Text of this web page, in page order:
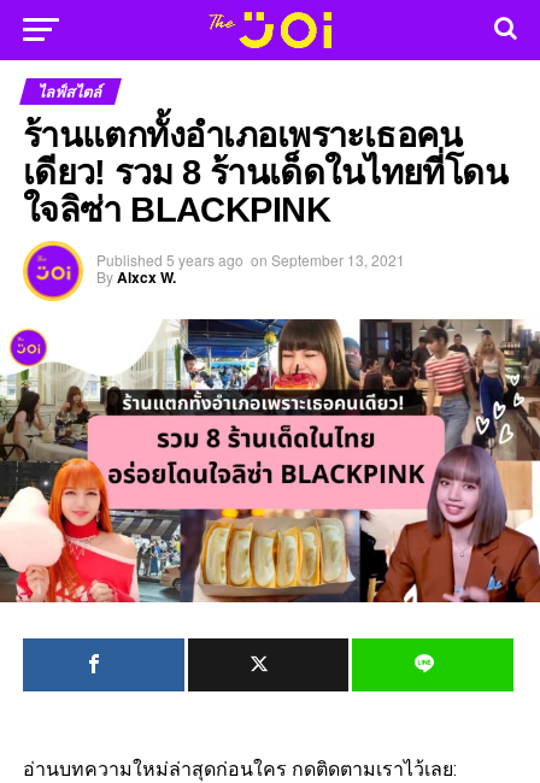
ไลฟ์สไตล์
ร้านแตกทั้งอำเภอเพราะเธอคน
เดียว! รวม 8 ร้านเด็ดในไทยที่โดน
ใจลิซ่า BLACKPINK
Published 5 years ago on September 13, 2021
ByAlxcx W.
อ่านบทความใหม่ล่าสุดก่อนใคร กดติดตามเราไว้เลย: